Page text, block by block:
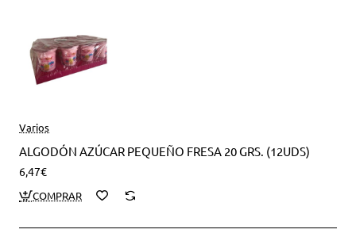
Varios
ALGODÓN AZÚCAR PEQUEÑO FRESA 20 GRS. (12UDS)
6,47€